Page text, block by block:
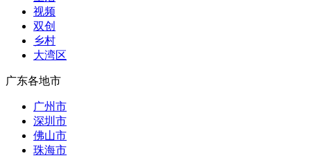
视频
双创
乡村
大湾区
广东各地市
广州市
深圳市
佛山市
珠海市